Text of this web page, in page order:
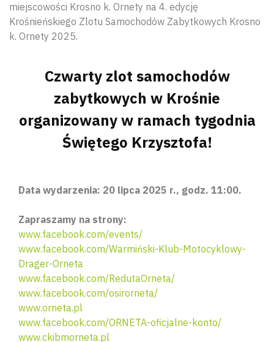
miejscowości Krosno k. Ornety na 4. edycję
Krośnieńskiego Zlotu Samochodów Zabytkowych Krosno
k. Ornety 2025.
Czwarty zlot samochodów
zabytkowych w Krośnie
organizowany w ramach tygodnia
Świętego Krzysztofa!
Data wydarzenia: 20 lipca 2025 r., godz. 11:00.
Zapraszamy na strony:
www.facebook.com/events/
www.facebook.com/Warmiński-Klub-Motocyklowy-
Drager-Orneta
www.facebook.com/RedutaOrneta/
www.facebook.com/osirorneta/
www.orneta.pl
www.facebook.com/ORNETA-oficjalne-konto/
www.ckibmorneta.pl